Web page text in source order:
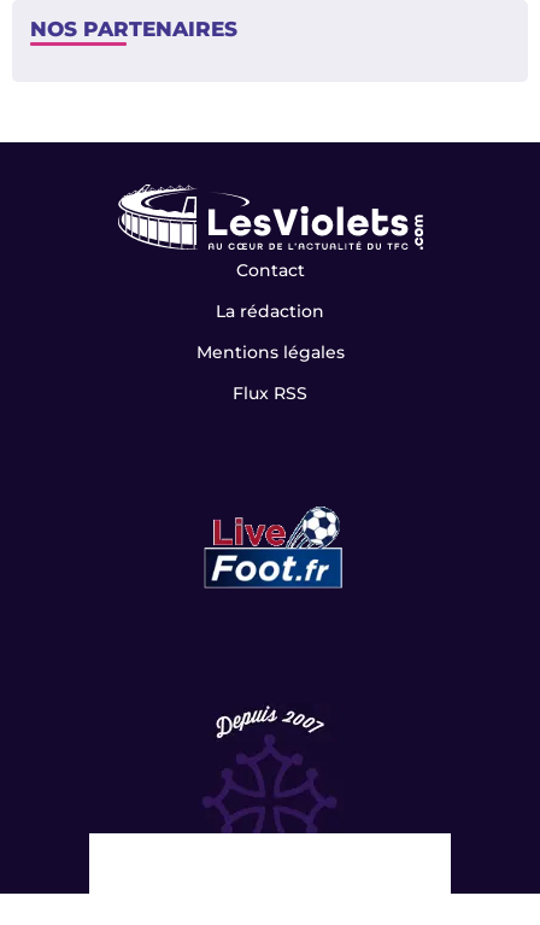
NOS PARTENAIRES
Contact
La rédaction
Mentions légales
Flux RSS